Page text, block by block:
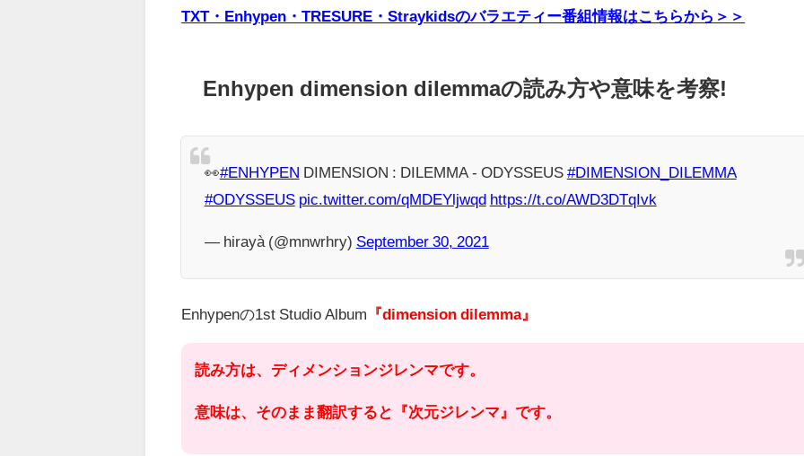
TXT・Enhypen・TRESURE・Straykidsのバラエティー番組情報はこちらから＞＞
Enhypen dimension dilemmaの読み方や意味を考察!
👀#ENHYPEN DIMENSION : DILEMMA - ODYSSEUS #DIMENSION_DILEMMA
#ODYSSEUS pic.twitter.com/qMDEYljwqd https://t.co/AWD3DTqIvk
— hirayà (@mnwrhry) September 30, 2021
Enhypenの1st Studio Album 『dimension dilemma』
読み方は、ディメンションジレンマです。
意味は、そのまま翻訳すると『次元ジレンマ』です。